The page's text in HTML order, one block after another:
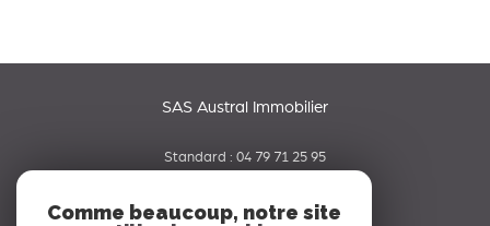
SAS Austral Immobilier
Standard : 04 79 71 25 95
Comme beaucoup, notre site